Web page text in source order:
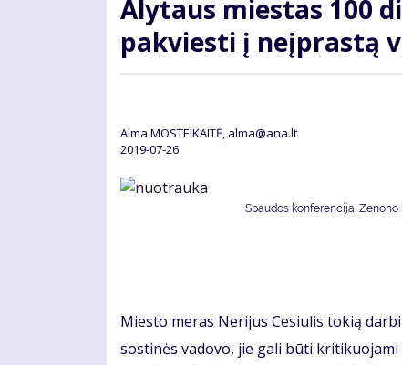
Alytaus miestas 100
pakviesti į neįprastą
Alma MOSTEIKAITĖ, alma@ana.lt
2019-07-26
Spaudos konferencija. Zenono
Miesto meras Nerijus Cesiulis tokią
sostinės vadovo, jie gali būti